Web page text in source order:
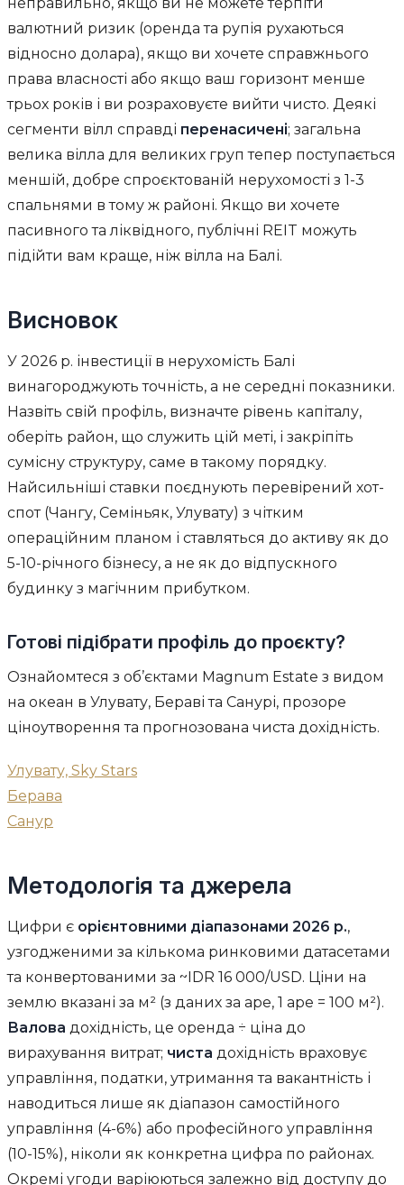
валютний ризик (оренда та рупія рухаються
відносно долара), якщо ви хочете справжнього
права власності або якщо ваш горизонт менше
трьох років і ви розраховуєте вийти чисто. Деякі
сегменти вілл справді перенасичені; загальна
велика вілла для великих груп тепер поступається
меншій, добре спроєктованій нерухомості з 1-3
спальнями в тому ж районі. Якщо ви хочете
пасивного та ліквідного, публічні REIT можуть
підійти вам краще, ніж вілла на Балі.
Висновок
У 2026 р. інвестиції в нерухомість Балі
винагороджують точність, а не середні показники.
Назвіть свій профіль, визначте рівень капіталу,
оберіть район, що служить цій меті, і закріпіть
сумісну структуру, саме в такому порядку.
Найсильніші ставки поєднують перевірений хот-
спот (Чангу, Семіньяк, Улувату) з чітким
операційним планом і ставляться до активу як до
5-10-річного бізнесу, а не як до відпускного
будинку з магічним прибутком.
Готові підібрати профіль до проєкту?
Ознайомтеся з об’єктами Magnum Estate з видом
на океан в Улувату, Бераві та Санурі, прозоре
ціноутворення та прогнозована чиста дохідність.
Улувату, Sky Stars
Берава
Санур
Методологія та джерела
Цифри є орієнтовними діапазонами 2026 р.,
узгодженими за кількома ринковими датасетами
та конвертованими за ~IDR 16 000/USD. Ціни на
землю вказані за м² (з даних за аре, 1 аре = 100 м²).
Валова дохідність, це оренда ÷ ціна до
вирахування витрат; чиста дохідність враховує
управління, податки, утримання та вакантність і
наводиться лише як діапазон самостійного
управління (4-6%) або професійного управління
(10-15%), ніколи як конкретна цифра по районах.
Окремі угоди варіюються залежно від доступу до